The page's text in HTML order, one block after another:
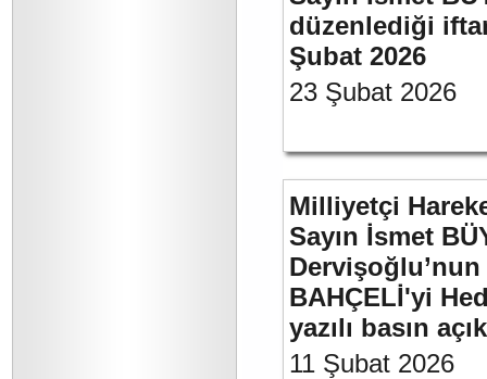
düzenlediği
Şubat 2026
23 Şubat 2026
Milliyetçi
Sayın İsmet
Dervişoğlu’nun
BAHÇELİ'yi
yazılı basın
11 Şubat 2026